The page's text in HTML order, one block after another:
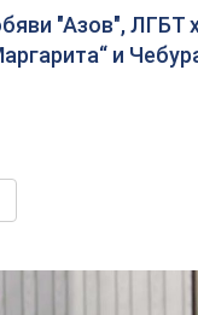
"Азов", ЛГБТ
и